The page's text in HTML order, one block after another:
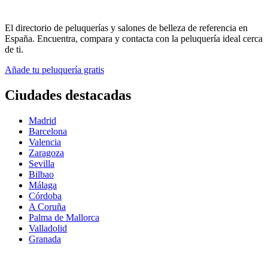
El directorio de peluquerías y salones de belleza de referencia en
España. Encuentra, compara y contacta con la peluquería ideal cerca
de ti.
Añade tu peluquería gratis
Ciudades destacadas
Madrid
Barcelona
Valencia
Zaragoza
Sevilla
Bilbao
Málaga
Córdoba
A Coruña
Palma de Mallorca
Valladolid
Granada